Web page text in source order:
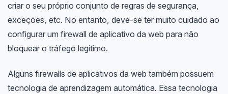
criar o seu próprio conjunto de regras de segurança,
exceções, etc. No entanto, deve-se ter muito cuidado ao
configurar um firewall de aplicativo da web para não
bloquear o tráfego legítimo.
Alguns firewalls de aplicativos da web também possuem
tecnologia de aprendizagem automática. Essa tecnologia